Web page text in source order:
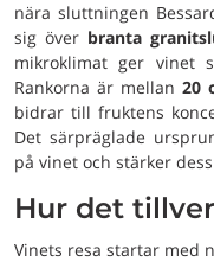
nära sluttningen
sig över branta
mikroklimat ger vinet
Rankorna är mellan 20
bidrar till fruktens
Det särpräglade
på vinet och stärker
Hur det
Vinets resa startar med